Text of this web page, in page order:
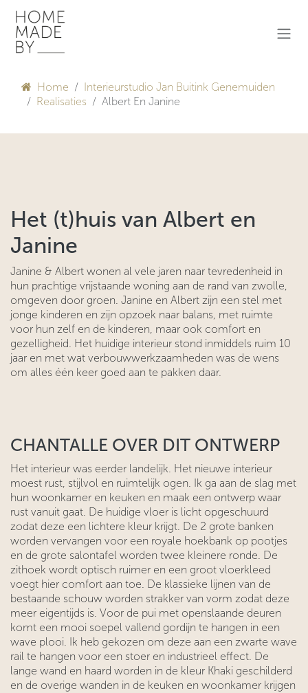
Overslaan naar inhoud
Home
Interieurstudio Jan Buitink Genemuiden
Realisaties
Albert En Janine
Het (t)huis van Albert en
Janine
Janine & Albert wonen al vele jaren naar tevredenheid in
hun prachtige vrijstaande woning aan de rand van zwolle,
omgeven door groen. Janine en Albert zijn een stel met
jonge kinderen en zijn opzoek naar balans, met ruimte
voor hun zelf en de kinderen, maar ook comfort en
gezelligheid. Het huidige interieur stond inmiddels ruim 10
jaar en met wat verbouwwerkzaamheden was de wens
om alles één keer goed aan te pakken daar.
CHANTALLE OVER DIT ONTWERP
Het interieur was eerder landelijk. Het nieuwe interieur
moest rust, stijlvol en ruimtelijk ogen. Ik ga aan de slag met
hun woonkamer en keuken en maak een ontwerp waar
rust vanuit gaat. De huidige vloer is licht opgeschuurd
zodat deze een lichtere kleur krijgt. De 2 grote banken
worden vervangen voor een royale hoekbank op pootjes
en de grote salontafel worden twee kleinere ronde. De
zithoek wordt optisch ruimer en een groot vloerkleed
voegt hier comfort aan toe. De klassieke lijnen van de
bestaande schouw worden strakker van vorm zodat deze
meer eigentijds is. Voor de pui met openslaande deuren
komt een mooi soepel vallend gordijn te hangen in een
wave plooi. Ik heb gekozen om deze aan een zwarte wave
rail te hangen voor een stoer en industrieel effect. De
lange wand en haard worden in de kleur Khaki geschilderd
en de overige wanden in de keuken en woonkamer krijgen